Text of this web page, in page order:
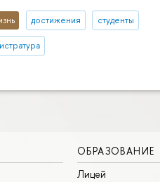
достижения студенты
ОБРАЗОВАНИЕ
Лицей